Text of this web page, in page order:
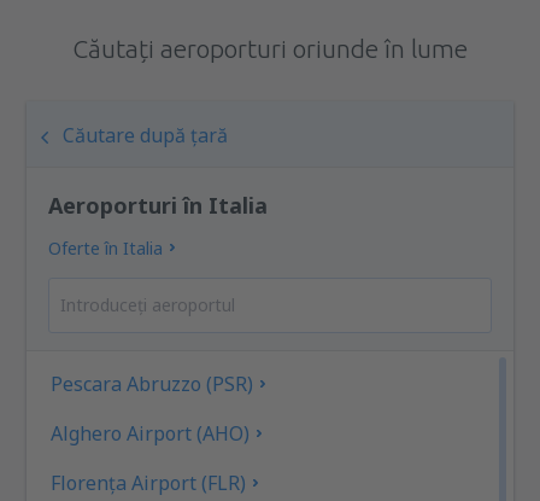
Căutați aeroporturi oriunde în lume
Căutare după țară
Aeroporturi în Italia
Oferte în Italia
Pescara Abruzzo (PSR)
Alghero Airport (AHO)
Florenţa Airport (FLR)